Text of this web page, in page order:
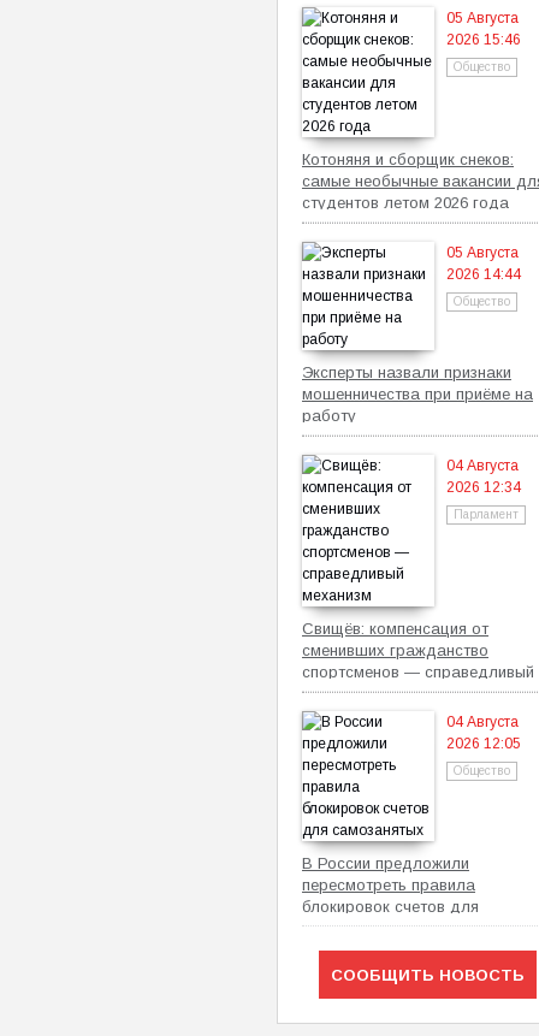
05 Августа
2026 15:46
Общество
Котоняня и сборщик снеков:
самые необычные вакансии
студентов летом 2026 года
05 Августа
2026 14:44
Общество
Эксперты назвали признаки
мошенничества при приёме на
работу
04 Августа
2026 12:34
Парламент
Свищёв: компенсация от
сменивших гражданство
спортсменов — справедливый
механизм
04 Августа
2026 12:05
Общество
В России предложили
пересмотреть правила
блокировок счетов для
самозанятых
СООБЩИТЬ НОВОСТЬ